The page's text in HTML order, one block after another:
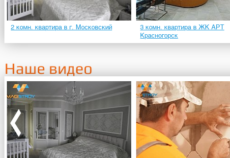
2 комн. квартира в г. Московский
3 комн. квартира в ЖК АРТ
Красногорск
Наше видео